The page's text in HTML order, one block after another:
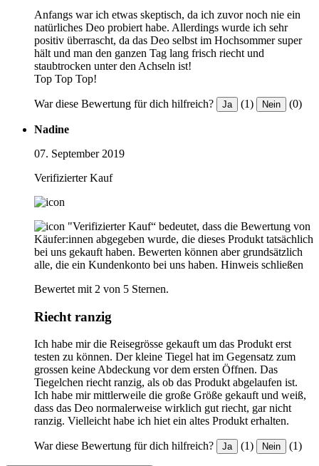
Anfangs war ich etwas skeptisch, da ich zuvor noch nie ein
natürliches Deo probiert habe. Allerdings wurde ich sehr
positiv überrascht, da das Deo selbst im Hochsommer super
hält und man den ganzen Tag lang frisch riecht und
staubtrocken unter den Achseln ist!
Top Top Top!
War diese Bewertung für dich hilfreich? Ja (1) Nein (0)
Nadine
07. September 2019
Verifizierter Kauf
"Verifizierter Kauf“ bedeutet, dass die Bewertung von
Käufer:innen abgegeben wurde, die dieses Produkt tatsächlich
bei uns gekauft haben. Bewerten können aber grundsätzlich
alle, die ein Kundenkonto bei uns haben. Hinweis schließen
Bewertet mit 2 von 5 Sternen.
Riecht ranzig
Ich habe mir die Reisegrösse gekauft um das Produkt erst
testen zu können. Der kleine Tiegel hat im Gegensatz zum
grossen keine Abdeckung vor dem ersten Öffnen. Das
Tiegelchen riecht ranzig, als ob das Produkt abgelaufen ist.
Ich habe mir mittlerweile die große Größe gekauft und weiß,
dass das Deo normalerweise wirklich gut riecht, gar nicht
ranzig. Vielleicht habe ich hiet ein altes Produkt erhalten.
War diese Bewertung für dich hilfreich? Ja (1) Nein (1)